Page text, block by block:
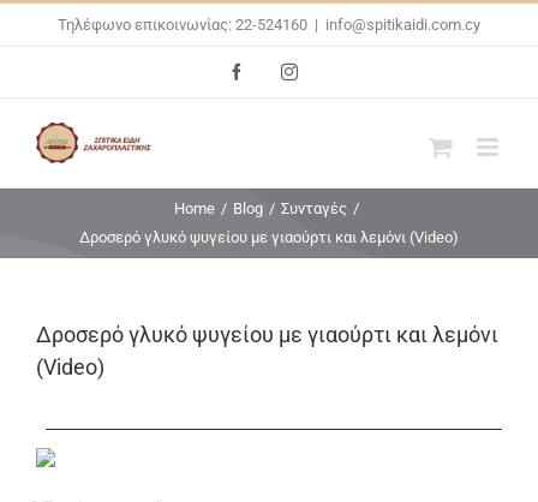
Τηλέφωνο επικοινωνίας: 22-524160 | info@spitikaidi.com.cy
FacebookInstagram
Home / Blog / Συνταγές /
Δροσερό γλυκό ψυγείου με γιαούρτι και λεμόνι (Video)
Δροσερό γλυκό ψυγείου με γιαούρτι και λεμόνι
(Video)